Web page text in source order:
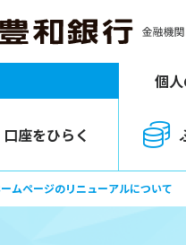
個
口座をひらく
ムページのリニューアルについて